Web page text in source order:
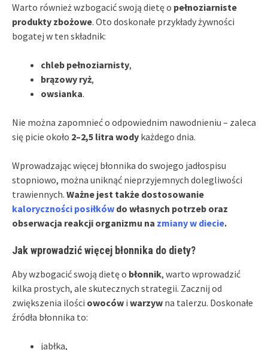
Warto również wzbogacić swoją dietę o pełnoziarniste
produkty zbożowe. Oto doskonałe przykłady żywności
bogatej w ten składnik:
chleb pełnoziarnisty,
brązowy ryż,
owsianka.
Nie można zapomnieć o odpowiednim nawodnieniu – zaleca
się picie około 2–2,5 litra wody każdego dnia.
Wprowadzając więcej błonnika do swojego jadłospisu
stopniowo, można uniknąć nieprzyjemnych dolegliwości
trawiennych. Ważne jest także dostosowanie
kaloryczności posiłków do własnych potrzeb oraz
obserwacja reakcji organizmu na zmiany w diecie.
Jak wprowadzić więcej błonnika do diety?
Aby wzbogacić swoją dietę o błonnik, warto wprowadzić
kilka prostych, ale skutecznych strategii. Zacznij od
zwiększenia ilości owoców i warzyw na talerzu. Doskonałe
źródła błonnika to:
jabłka,